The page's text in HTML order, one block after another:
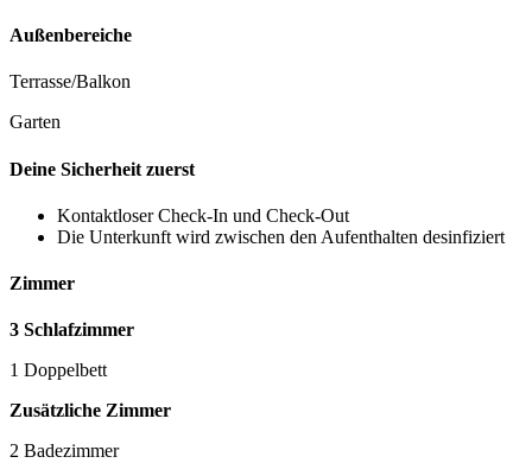
Außenbereiche
Terrasse/Balkon
Garten
Deine Sicherheit zuerst
Kontaktloser Check-In und Check-Out
Die Unterkunft wird zwischen den Aufenthalten desinfiziert
Zimmer
3 Schlafzimmer
1 Doppelbett
Zusätzliche Zimmer
2 Badezimmer